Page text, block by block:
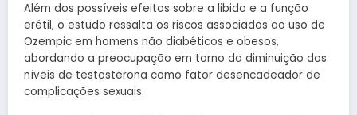
Além dos possíveis efeitos sobre a libido e a função
erétil, o estudo ressalta os riscos associados ao uso de
Ozempic em homens não diabéticos e obesos,
abordando a preocupação em torno da diminuição dos
níveis de testosterona como fator desencadeador de
complicações sexuais.